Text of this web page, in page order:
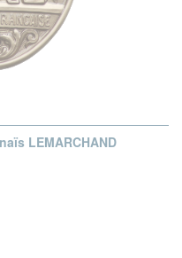
LEMARCHAND